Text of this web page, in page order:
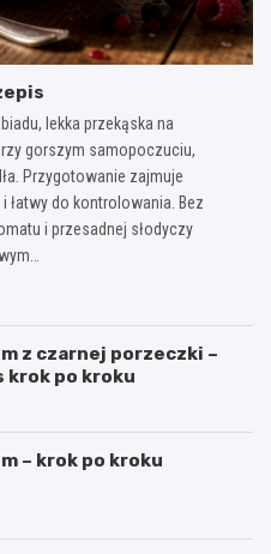
lekka przekąska na
gorszym samopoczuciu,
Przygotowanie zajmuje
łatwy do kontrolowania. Bez
i przesadnej słodyczy
z czarnej porzeczki –
po kroku
– krok po kroku